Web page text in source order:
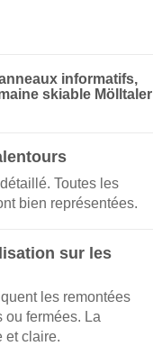
informatifs,
skiable Mölltaler
Toutes les
bien représentées.
sur les
les remontées
ou fermées. La
et claire.